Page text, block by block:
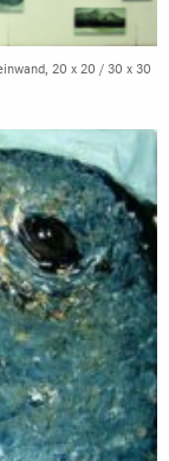
20 x 20 / 30 x 30